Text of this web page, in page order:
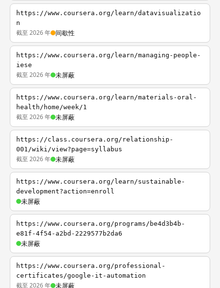
https://www.coursera.org/learn/datavisualizatio
n
截至 2026 年 间歇性
https://www.coursera.org/learn/managing-people-
iese
截至 2026 年 未屏蔽
https://www.coursera.org/learn/materials-oral-
health/home/week/1
截至 2026 年 未屏蔽
https://class.coursera.org/relationship-
001/wiki/view?page=syllabus
截至 2026 年 未屏蔽
https://www.coursera.org/learn/sustainable-
development?action=enroll
未屏蔽
https://www.coursera.org/programs/be4d3b4b-
e81f-4f54-a2bd-2229577b2da6
未屏蔽
https://www.coursera.org/professional-
certificates/google-it-automation
截至 2026 年 未屏蔽